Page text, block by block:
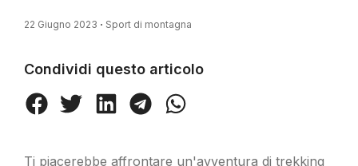
22 Giugno 2023 Sport di montagna
Condividi questo articolo
Ti piacerebbe affrontare un'avventura di trekking